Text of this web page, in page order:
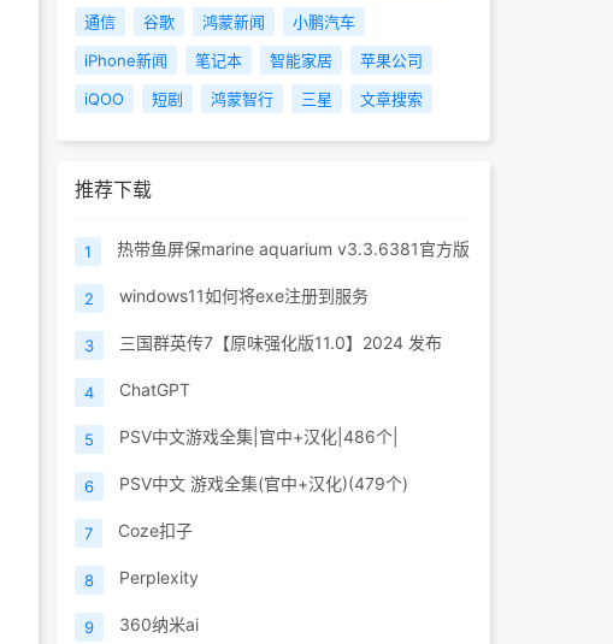
通信
谷歌 鸿蒙新闻
小鹏汽车
iPhone新闻
笔记本 智能家居
苹果公司
iQOO
短剧 鸿蒙智行 三星 文章搜索
推荐下载
1 热带鱼屏保marine aquarium v3.3.6381官方版
2 windows11如何将exe注册到服务
3 三国群英传7【原味强化版11.0】2024 发布
4 ChatGPT
5 PSV中文游戏全集|官中+汉化|486个|
6 PSV中文 游戏全集(官中+汉化)(479个)
7 Coze扣子
8 Perplexity
9 360纳米ai